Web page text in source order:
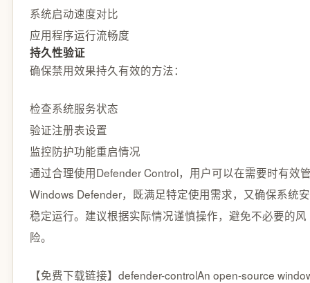
系统启动速度对比
应用程序运行流畅度
持久性验证
确保禁用效果持久有效的方法：
检查系统服务状态
验证注册表设置
监控防护功能重启情况
通过合理使用Defender Control，用户可以在需要时有效
Windows Defender，既满足特定使用需求，又确保系统
稳定运行。建议根据实际情况谨慎操作，避免不必要的风
险。
【免费下载链接】defender-controlAn open-source